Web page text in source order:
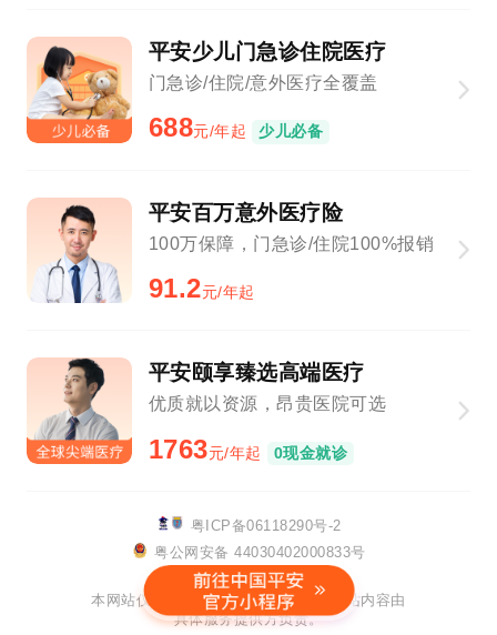
平安少儿门急诊住院医疗
门急诊/住院/意外医疗全覆盖
688元/年起 少儿必备
平安百万意外医疗险
100万保障，门急诊/住院100%报销
91.2元/年起
平安颐享臻选高端医疗
优质就以资源，昂贵医院可选
1763元/年起 0现金就诊
粤ICP备06118290号-2
粤公网安备 44030402000833号
该网站已支持IPv6
本网站仅提供链接服务及技术支持，网站内容由
具体服务提供方负责。